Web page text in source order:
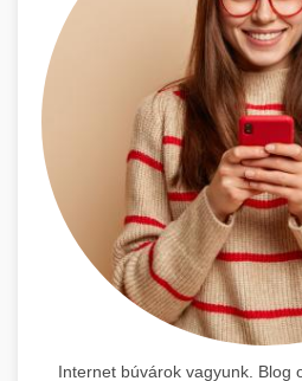
Internet búvárok vagyunk. Blog